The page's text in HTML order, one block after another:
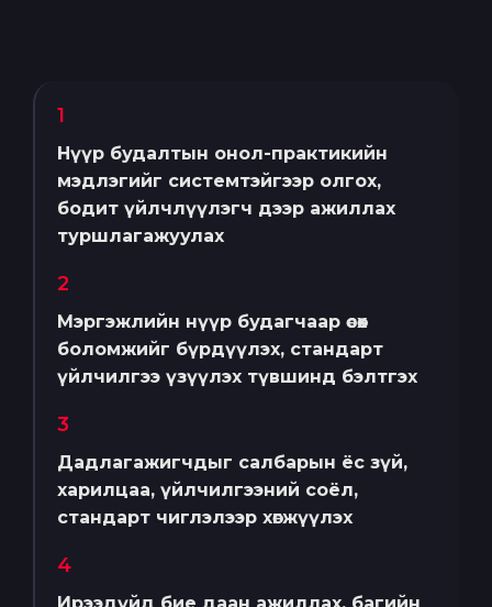
1
Нүүр будалтын онол-практикийн
мэдлэгийг системтэйгээр олгох,
бодит үйлчлүүлэгч дээр ажиллах
туршлагажуулах
2
Мэргэжлийн нүүр будагчаар өсөх
боломжийг бүрдүүлэх, стандарт
үйлчилгээ үзүүлэх түвшинд бэлтгэх
3
Дадлагажигчдыг салбарын ёс зүй,
харилцаа, үйлчилгээний соёл,
стандарт чиглэлээр хөгжүүлэх
4